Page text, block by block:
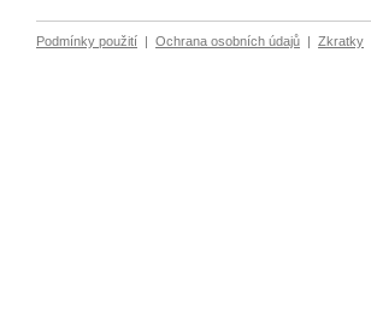
Podmínky použití | Ochrana osobních údajů | Zkratky